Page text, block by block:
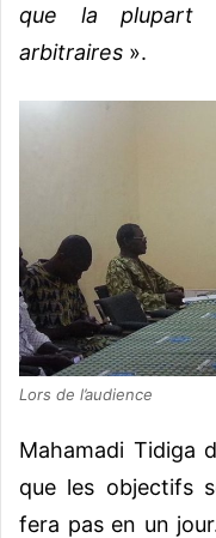
que la plupart
arbitraires ».
Lors de l’audience
Mahamadi Tidiga
que les objectifs
fera pas en un